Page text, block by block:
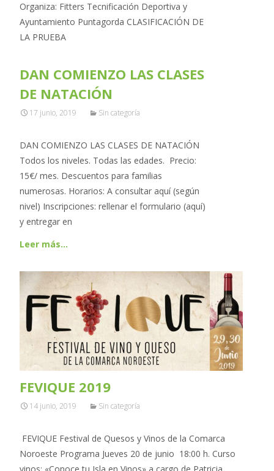
Organiza: Fitters Tecnificación Deportiva y
Ayuntamiento Puntagorda CLASIFICACIÓN DE
LA PRUEBA
DAN COMIENZO LAS CLASES
DE NATACIÓN
17 junio, 2019 Sin categoría
DAN COMIENZO LAS CLASES DE NATACIÓN
Todos los niveles. Todas las edades. Precio:
15€/ mes. Descuentos para familias
numerosas. Horarios: A consultar aquí (según
nivel) Inscripciones: rellenar el formulario (aquí)
y entregar en
Leer más…
FEVIQUE 2019
14 junio, 2019 Sin categoría
FEVIQUE Festival de Quesos y Vinos de la Comarca
Noroeste Programa Jueves 20 de junio 18:00 h. Curso